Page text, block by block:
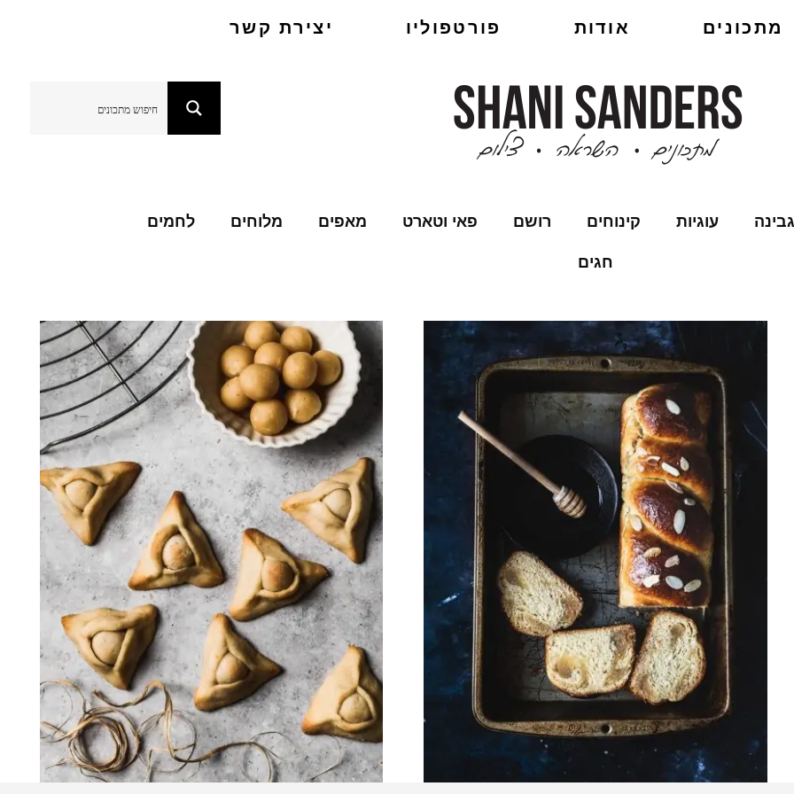
מתכונים אודות פורטפוליו יצירת קשר
גבינה עוגיות קינוחים רושם פאי וטארט מאפים מלוחים לחמים
חגים